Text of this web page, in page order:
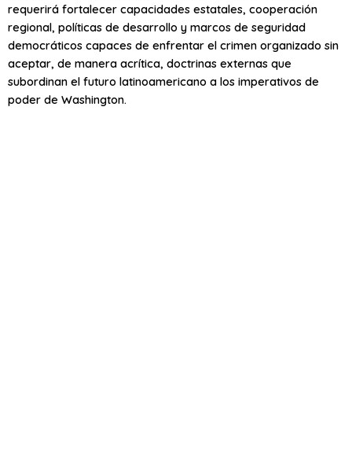
requerirá fortalecer capacidades estatales, cooperación
regional, políticas de desarrollo y marcos de seguridad
democráticos capaces de enfrentar el crimen organizado sin
aceptar, de manera acrítica, doctrinas externas que
subordinan el futuro latinoamericano a los imperativos de
poder de Washington.